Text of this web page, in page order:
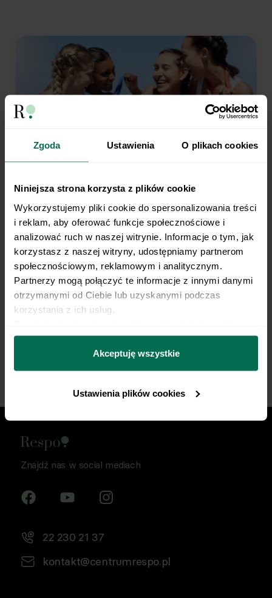
Zgoda Ustawienia O plikach cookies
Niniejsza strona korzysta z plików cookie
Wykorzystujemy pliki cookie do spersonalizowania treści
i reklam, aby oferować funkcje społecznościowe i
analizować ruch w naszej witrynie. Informacje o tym, jak
korzystasz z naszej witryny, udostępniamy partnerom
społecznościowym, reklamowym i analitycznym.
Partnerzy mogą połączyć te informacje z innymi danymi
otrzymanymi od Ciebie lub uzyskanymi podczas
korzystania z ich usług.
można się z nami skontaktować i w jaki sposób
przetwarzamy dane osobowe w ramach
prywatności.
Akceptuję wszystkie
Ustawienia plików cookies
Trenujesz regularnie?
My robimy dietę.
Opieka dietetyka sportowego i indywidualny plan
żywieniowy dopasowany do Twojej dyscypliny,
treningów i sportowych celów. Nie pozwól, by źle
dobrana dieta ograniczała Twój progres.
Zacznij współpracę
Znajdź nas w social mediach
22 230 21 37
kontakt@centrumrespo.pl